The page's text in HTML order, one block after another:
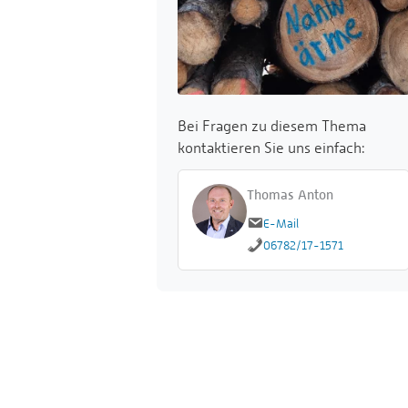
Bei Fragen zu diesem Thema
kontaktieren Sie uns einfach:
Thomas Anton
E-Mail
06782/17-1571